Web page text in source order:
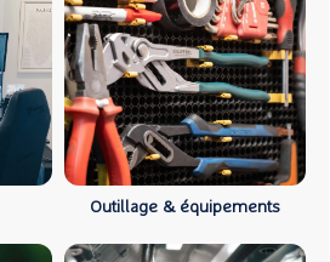
Outillage & équipements